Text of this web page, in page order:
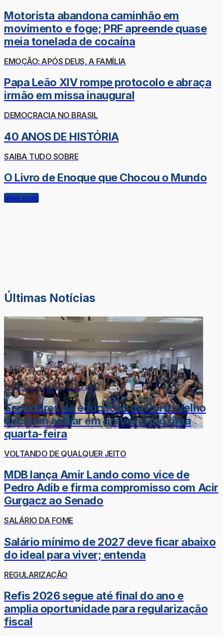
Motorista abandona caminhão em
movimento e foge; PRF apreende quase
meia tonelada de cocaína
EMOÇÃO: APÓS DEUS, A FAMÍLIA
Papa Leão XIV rompe protocolo e abraça
irmão em missa inaugural
DEMOCRACIA NO BRASIL
40 ANOS DE HISTÓRIA
SAIBA TUDO SOBRE
O Livro de Enoque que Chocou o Mundo
Veja mais
Últimas Notícias
DOR-DE-CABEÇA DO LÉO
Servidores da educação de Porto Velho
decidem entrar em greve na próxima
quarta-feira
VOLTANDO DE QUALQUER JEITO
MDB lança Amir Lando como vice de
Pedro Adib e firma compromisso com Acir
Gurgacz ao Senado
SALÁRIO DA FOME
Salário mínimo de 2027 deve ficar abaixo
do ideal para viver; entenda
REGULARIZAÇÃO
Refis 2026 segue até final do ano e
amplia oportunidade para regularização
fiscal